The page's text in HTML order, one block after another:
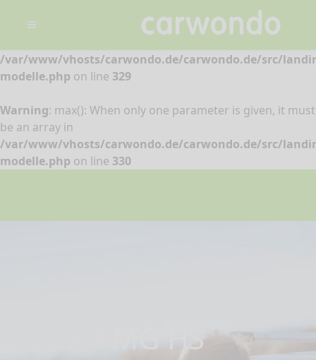
Warning
: min(): When only one parameter is given, it must
/var/www/vhosts/carwondo.de/carwondo.de/src/
modelle.php on line 329
Warning: max(): When only one parameter is given, it must
be an array in
/var/www/vhosts/carwondo.de/carwondo.de/src/
modelle.php on line 330
MG HS